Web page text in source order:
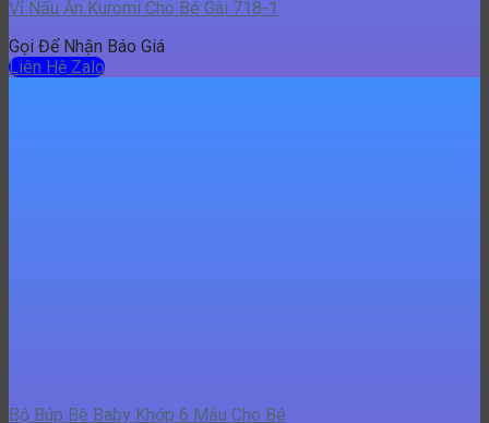
Vỉ Nấu Ăn Kuromi Cho Bé Gái 718-1
Gọi Để Nhận Báo Giá
Liên Hệ Zalo
Bộ Búp Bê Baby Khớp 6 Mẫu Cho Bé